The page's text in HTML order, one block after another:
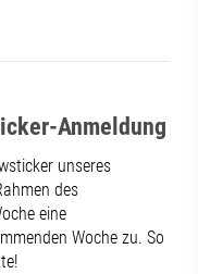
Anmeldung
unseres
des
eine
Woche zu. So